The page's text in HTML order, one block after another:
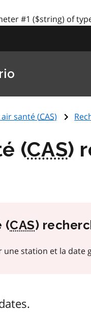
#1 ($string) of
santé (CAS)
(CAS)
(CAS)
une station et la date